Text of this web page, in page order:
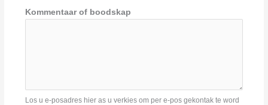
Kommentaar of boodskap
Los u e-posadres hier as u verkies om per e-pos gekontak te word